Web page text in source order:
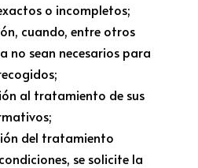
o incompletos;
cuando, entre otros
no sean necesarios para
al tratamiento de sus
del tratamiento
se solicite la